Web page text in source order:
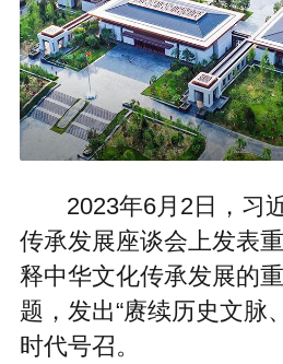
2023年6月2日，习
传承发展座谈会上发表
释中华文化传承发展的
题，发出“赓续历史文脉
时代号召。